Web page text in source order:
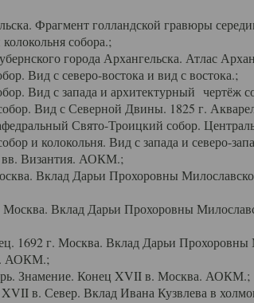
Фрагмент голландской гравюры
собора.;
города Архангельска. Атлас
Вид с северо-востока и вид с востока.;
Вид с запада и архитектурный чертёж
Вид с Северной Двины. 1825 г.
Свято-Троицкий собор.
и колокольня. Вид с запада и северо-
Византия. АОКМ.;
Вклад Дарьи Прохоровны
Вклад Дарьи Прохоровны
1692 г. Москва. Вклад Дарьи Прохоровны
АОКМ.;
Знамение. Конец XVII в. Москва. АОКМ.;
в. Север. Вклад Ивана Кузвлева в